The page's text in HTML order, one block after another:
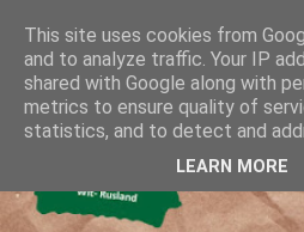
This site uses cookies from
and to analyze traffic. Your IP
shared with Google along with
metrics to ensure quality of
statistics, and to detect and
LEARN MORE